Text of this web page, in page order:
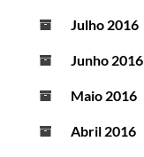
Julho 2016
Junho 2016
Maio 2016
Abril 2016